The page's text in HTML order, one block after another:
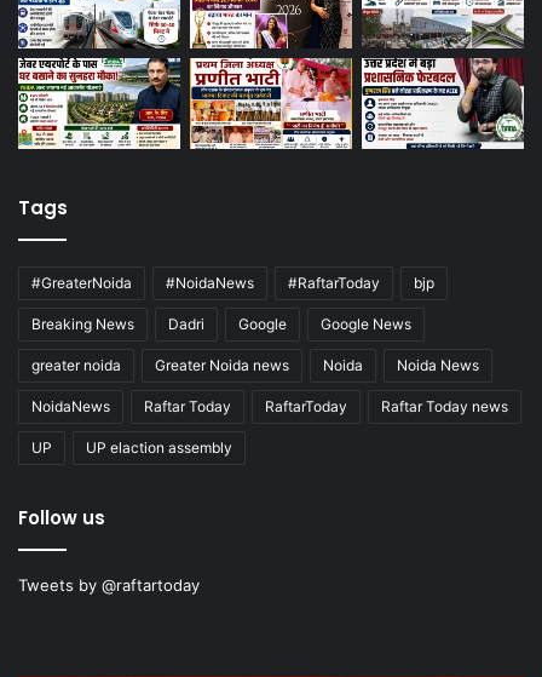
Tags
#GreaterNoida #NoidaNews #RaftarToday bjp
Breaking News Dadri Google Google News
greater noida Greater Noida news Noida Noida News
NoidaNews Raftar Today RaftarToday Raftar Today news
UP UP elaction assembly
Follow us
Tweets by @raftartoday